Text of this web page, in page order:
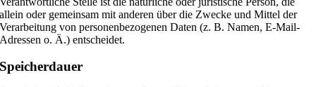
allein oder gemeinsam mit anderen über die Zwecke und Mittel der
Verarbeitung von personenbezogenen Daten (z. B. Namen, E-Mail-
Adressen o. Ä.) entscheidet.
Speicherdauer